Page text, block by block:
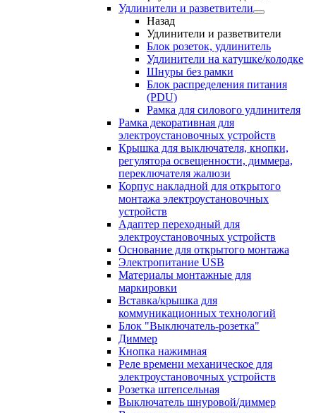
Удлинители и разветвители
Назад
Удлинители и разветвители
Блок розеток, удлинитель
Удлинители на катушке/колодке
Шнуры без рамки
Блок распределения питания
(PDU)
Рамка для силового удлинителя
Рамка декоративная для
электроустановочных устройств
Крышка для выключателя, кнопки,
регулятора освещенности, диммера,
переключателя жалюзи
Корпус накладной для открытого
монтажа электроустановочных
устройств
Адаптер переходный для
электроустановочных устройств
Основание для открытого монтажа
Электропитание USB
Материалы монтажные для
маркировки
Вставка/крышка для
коммуникационных технологий
Блок "Выключатель-розетка"
Диммер
Кнопка нажимная
Реле времени механическое для
электроустановочных устройств
Розетка штепсельная
Выключатель шнуровой/диммер